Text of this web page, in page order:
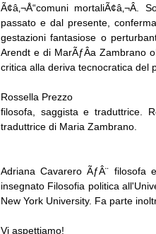
Ã¢â‚¬Å“comuni
passato e dal presente,
gestazioni fantasiose o
Arendt e di MarÃƒÂ­a Zambrano
critica alla deriva tecnocratica del
Rossella Prezzo
filosofa, saggista e traduttrice.
traduttrice di Maria Zambrano.
Adriana Cavarero ÃƒÂ¨ filosofa
insegnato Filosofia politica
New York University. Fa parte
Vi aspettiamo!